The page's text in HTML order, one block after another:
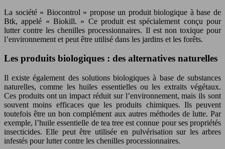
La société « Biocontrol » propose un produit biologique à base de
Btk, appelé « Biokill. » Ce produit est spécialement conçu pour
lutter contre les chenilles processionnaires. Il est non toxique pour
l’environnement et peut être utilisé dans les jardins et les forêts.
Les produits biologiques : des alternatives naturelles
Il existe également des solutions biologiques à base de substances
naturelles, comme les huiles essentielles ou les extraits végétaux.
Ces produits ont un impact réduit sur l’environnement, mais ils sont
souvent moins efficaces que les produits chimiques. Ils peuvent
toutefois être un bon complément aux autres méthodes de lutte. Par
exemple, l’huile essentielle de tea tree est connue pour ses propriétés
insecticides. Elle peut être utilisée en pulvérisation sur les arbres
infestés pour lutter contre les chenilles processionnaires.